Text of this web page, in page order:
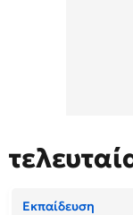
Εκπαίδευση